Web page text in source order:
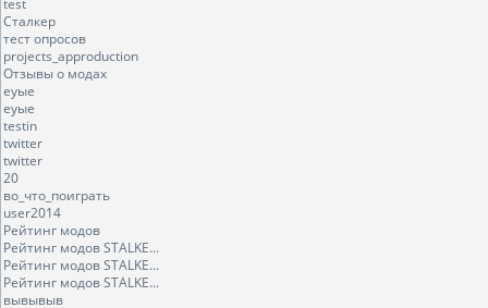
test
Сталкер
тест опросов
projects_approduction
Отзывы о модах
еуые
еуые
testin
twitter
twitter
20
во_что_поиграть
user2014
Рейтинг модов
Рейтинг модов STALKE...
Рейтинг модов STALKE...
Рейтинг модов STALKE...
вывывыв